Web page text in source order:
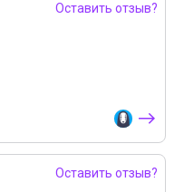
Оставить отзыв?
Оставить отзыв?